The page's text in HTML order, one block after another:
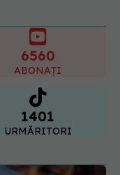
6560
ABONAȚI
1401
URMĂRITORI